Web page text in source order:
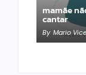
mamãe
cantar
By Mario